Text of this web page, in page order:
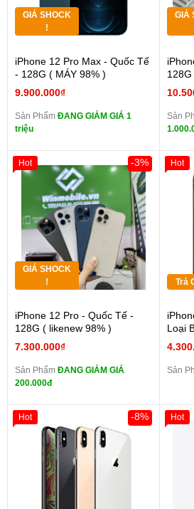
GIÁ SHOCK
!
iPhone 12 Pro Max - Quốc Tế
- 128G ( MÁY 98% )
9.900.000₫
Sản Phẩm ĐANG GIẢM GIÁ 1
triệu
GIÁ
Sản
GIÁ SHOCK
!
iPhone 12 Pro - Quốc Tế -
128G ( likenew 98% )
7.300.000₫
-3%
Sản Phẩm ĐANG GIẢM GIÁ
200.000đ
Hot
Trả
Loại
Sản
Hot
-8%
Hot Hot